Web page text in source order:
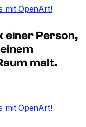
mit OpenArt!
einer Person,
malt.
mit OpenArt!